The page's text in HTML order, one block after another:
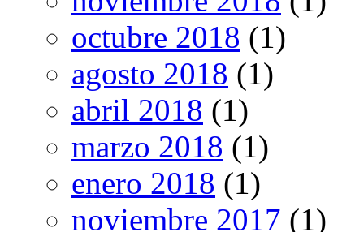
octubre 2018 (1)
agosto 2018 (1)
abril 2018 (1)
marzo 2018 (1)
enero 2018 (1)
noviembre 2017 (1)